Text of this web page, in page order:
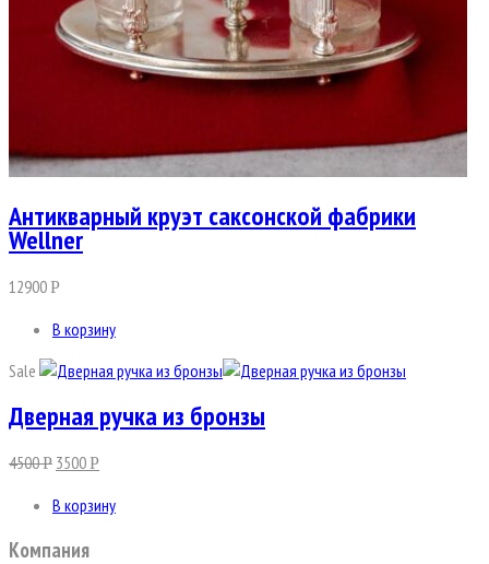
Антикварный круэт саксонской фабрики
Wellner
12900Р
В корзину
Sale
Дверная ручка из бронзы
4500Р 3500Р
В корзину
Компания